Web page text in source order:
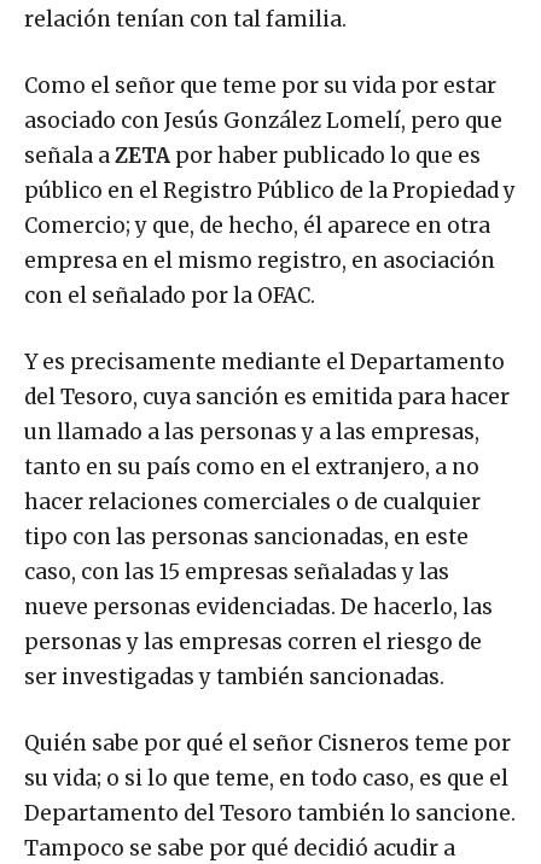
relación tenían con tal familia.
Como el señor que teme por su vida por estar
asociado con Jesús González Lomelí, pero que
señala aZETA por haber publicado lo que es
público en el Registro Público de la Propiedad y
Comercio; y que, de hecho, él aparece en otra
empresa en el mismo registro, en asociación
con el señalado por la OFAC.
Y es precisamente mediante el Departamento
del Tesoro, cuya sanción es emitida para hacer
un llamado a las personas y a las empresas,
tanto en su país como en el extranjero, a no
hacer relaciones comerciales o de cualquier
tipo con las personas sancionadas, en este
caso, con las 15 empresas señaladas y las
nueve personas evidenciadas. De hacerlo, las
personas y las empresas corren el riesgo de
ser investigadas y también sancionadas.
Quién sabe por qué el señor Cisneros teme por
su vida; o si lo que teme, en todo caso, es que el
Departamento del Tesoro también lo sancione.
Tampoco se sabe por qué decidió acudir a